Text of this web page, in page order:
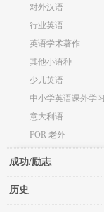
对外汉语
行业英语
英语学术著作
其他小语种
少儿英语
中小学英语课外学习
意大利语
FOR 老外
成功/励志
历史